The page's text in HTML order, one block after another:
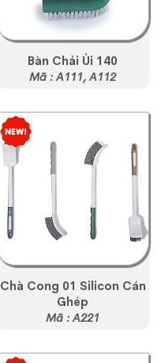
Bàn Chải Ủi 140
Mã : A111, A112
Chà Cong 01 Silicon Cán
Ghép
Mã : A221